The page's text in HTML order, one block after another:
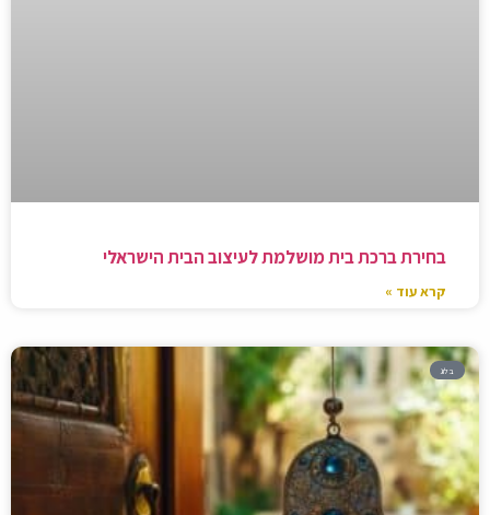
בחירת ברכת בית מושלמת לעיצוב הבית הישראלי
קרא עוד »
בלוג